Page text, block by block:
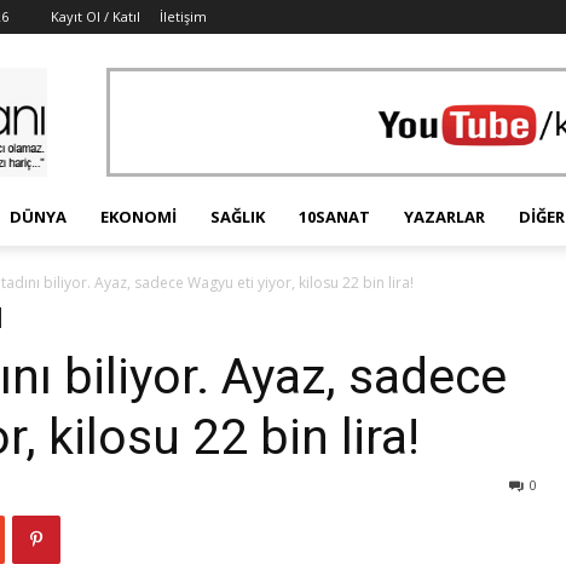
Kayıt Ol / Katıl İletişim
DÜNYA EKONOMI SAĞLIK 10SANAT YAZARLAR DIĞER
tadını biliyor. Ayaz, sadece Wagyu eti yiyor, kilosu 22 bin lira!
biliyor. Ayaz, sadece
kilosu 22 bin lira!
0